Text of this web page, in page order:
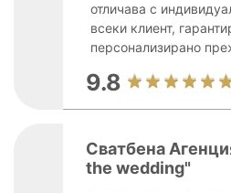
отличава с
всеки клиент,
персонализирано
9.8
Сватбена
the wedding"